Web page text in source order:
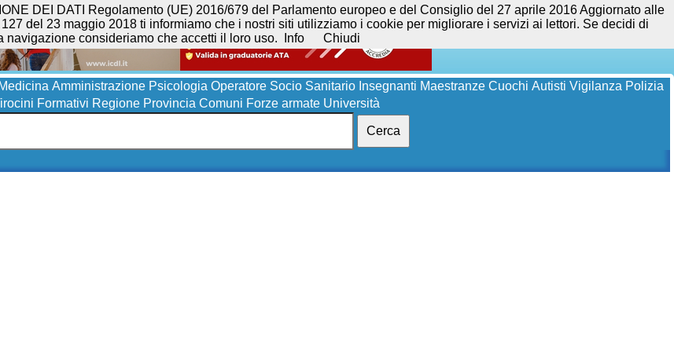
Medicina Amministrazione Psicologia Operatore Socio Sanitario Insegnanti Maestranze Cuochi Autisti Vigilanza Polizia
Formativi Regione Provincia Comuni Forze armate Università
Cerca
DEI DATI Regolamento (UE) 2016/679 del Parlamento europeo e del Consiglio del 27 aprile 2016 Aggiornato alle
del 23 maggio 2018 ti informiamo che i nostri siti utilizziamo i cookie per migliorare i servizi ai lettori. Se decidi di
navigazione consideriamo che accetti il loro uso.
Info Chiudi